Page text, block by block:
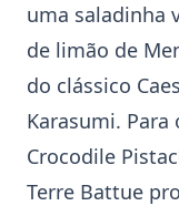
uma saladinha
de limão de
do clássico
Karasumi. Para
Crocodile
Terre Battue